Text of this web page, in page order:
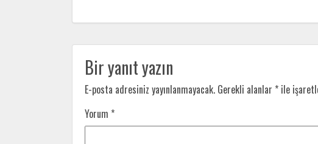
Bir yanıt yazın
E-posta adresiniz yayınlanmayacak. Gerekli alanlar * ile
Yorum *